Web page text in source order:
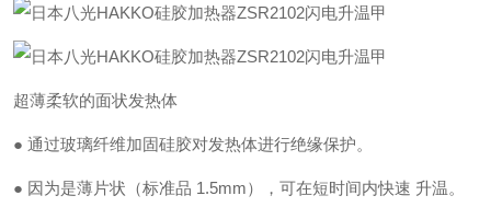
超薄柔软的面状发热体
● 通过玻璃纤维加固硅胶对发热体进行绝缘保护。
● 因为是薄片状（标准品 1.5mm），可在短时间内快速 升温。